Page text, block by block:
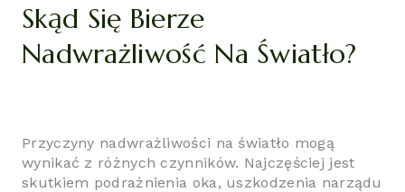
Skąd Się Bierze
Nadwrażliwość Na Światło?
Przyczyny nadwrażliwości na światło mogą
wynikać z różnych czynników. Najczęściej jest
skutkiem podrażnienia oka, uszkodzenia narządu